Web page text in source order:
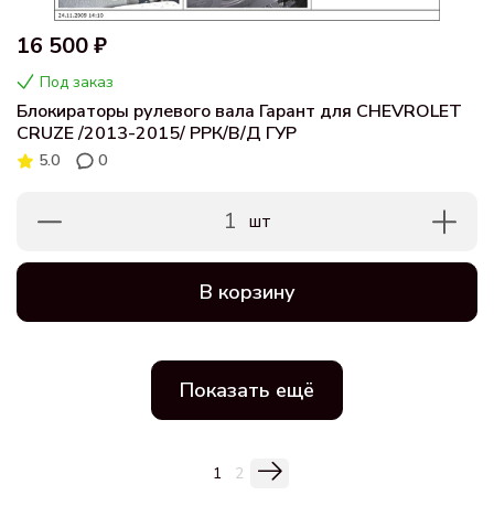
16 500 ₽
Под заказ
Блокираторы рулевого вала Гарант для CHEVROLET
CRUZE /2013-2015/ РРК/В/Д ГУР
5.0 0
1 шт
В корзину
Показать ещё
1 2